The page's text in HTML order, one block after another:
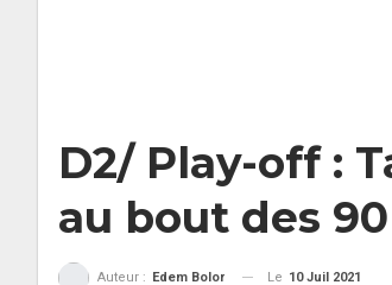
D2/ Play-off :
au bout des
Auteur : Edem Bolor Le 10 Juil 2021